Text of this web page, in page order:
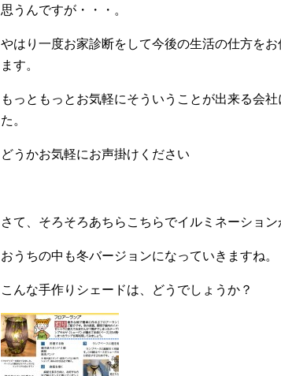
思うんですが・・・。
やはり一度お家診断をして今後の生活の仕方を
ます。
もっともっとお気軽にそういうことが出来る会
た。
どうかお気軽にお声掛けください
さて、そろそろあちらこちらでイルミネーショ
おうちの中も冬バージョンになっていきますね。
こんな手作りシェードは、どうでしょうか？